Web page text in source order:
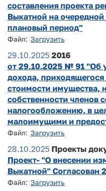
составления проекта
Выкатной на
плановый период"
Файл: Загрузить
29.10.2025 2016
от 29.10.2025 № 91 "Об
дохода,
стоимости имущества,
собственности членов
налогообложению, в
малоимущими и
Файл: Загрузить
28.10.2025 Проекты
Проект- "О внесении
Выкатной" Согласован
Файл: Загрузить